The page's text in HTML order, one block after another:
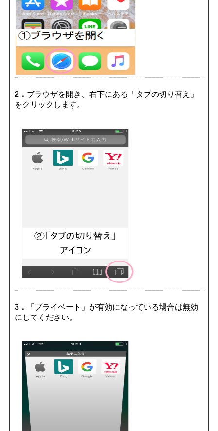
2． ブラウザを開き、右下にある「タブの切り替え」
をクリックします。
3．
「プライベート」が有効になっている場合は無効
にしてください。